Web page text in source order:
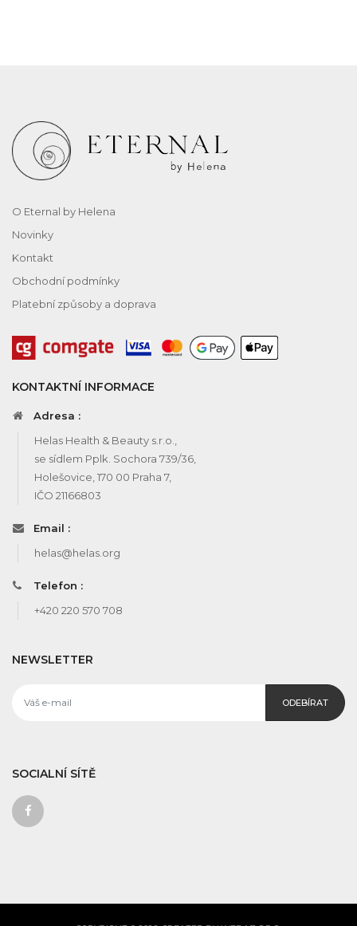
O Eternal by Helena
Novinky
Kontakt
Obchodní podmínky
Platební způsoby a doprava
KONTAKTNÍ INFORMACE
Adresa :
Helas Health & Beauty s.r.o.,
se sídlem Pplk. Sochora 739/36,
Holešovice, 170 00 Praha 7,
IČO 21166803
Email :
helas@helas.org
Telefon :
+420 220 570 708
NEWSLETTER
ODEBÍRAT
SOCIALNÍ SÍTĚ